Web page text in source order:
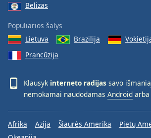
Belizas
Populiarios šalys
Lietuva
Brazilija
Prancūzija
Klausyk interneto radijas savo
nemokamai naudodamas Android arba
Afrika Azija Šiaurės Amerika Pietų